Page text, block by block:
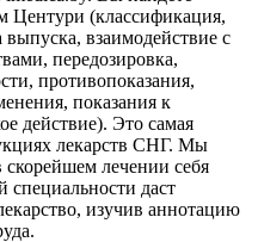
Центури (классификация,
взаимодействие с
передозировка,
противопоказания,
показания к
действие). Это самая
лекарств СНГ. Мы
лечении себя
специальности даст
изучив аннотацию